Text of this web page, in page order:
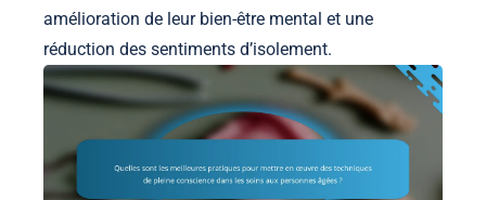
amélioration de leur bien-être mental et une
réduction des sentiments d’isolement.